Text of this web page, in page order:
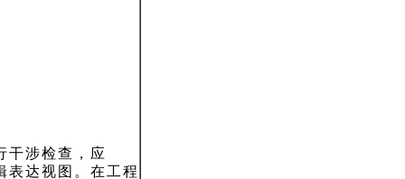
干涉检查，应
表达视图。在工程